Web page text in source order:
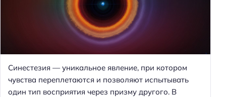
Синестезия — уникальное явление, при котором
чувства переплетаются и позволяют испытывать
один тип восприятия через призму другого. В